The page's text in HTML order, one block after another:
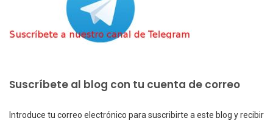
Suscríbete al blog con tu cuenta de correo
Introduce tu correo electrónico para suscribirte a este blog y recibir